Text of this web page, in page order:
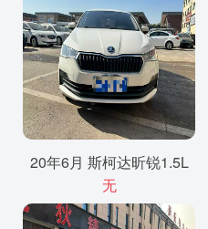
20年6月 斯柯达昕锐1.5L
自动挡 个人一手
无